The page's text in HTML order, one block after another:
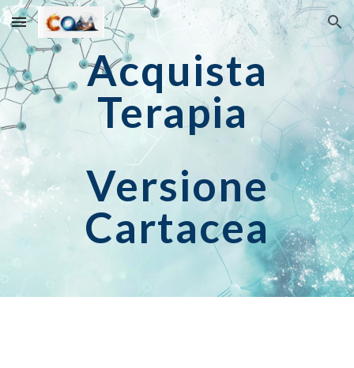
Skip to main content Skip to navigation
Acquista
Terapia
Versione
Cartacea